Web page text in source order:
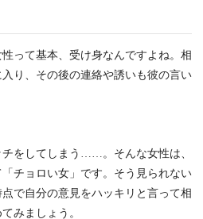
って基本、受け身なんですよね。相
り、その後の連絡や誘いも彼の言い
をしてしまう……。そんな女性は、
チョロい女」です。そう見られない
で自分の意見をハッキリと言って相
みましょう。